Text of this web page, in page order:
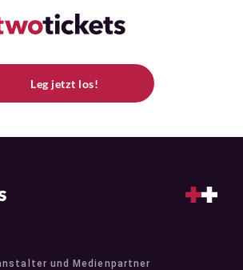
Leg jetzt los!
und Medienpartner